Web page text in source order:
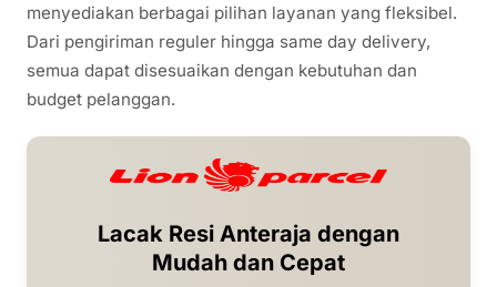
menyediakan berbagai pilihan layanan yang fleksibel.
Dari pengiriman reguler hingga same day delivery,
semua dapat disesuaikan dengan kebutuhan dan
budget pelanggan.
Lacak Resi Anteraja dengan
Mudah dan Cepat